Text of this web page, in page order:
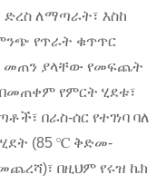
ድረስ ለማጣራት፣ እስከ
ምንጭ የጥራት ቁጥጥር
መጠን ያላቸው የመፍጨት
በመጠቀም የምርት ሂደቱ፣
በራስ-ሰር የተገነባ ባለ
(85 ℃ ቅድመ-
በዚህም የሩዝ ኬክ